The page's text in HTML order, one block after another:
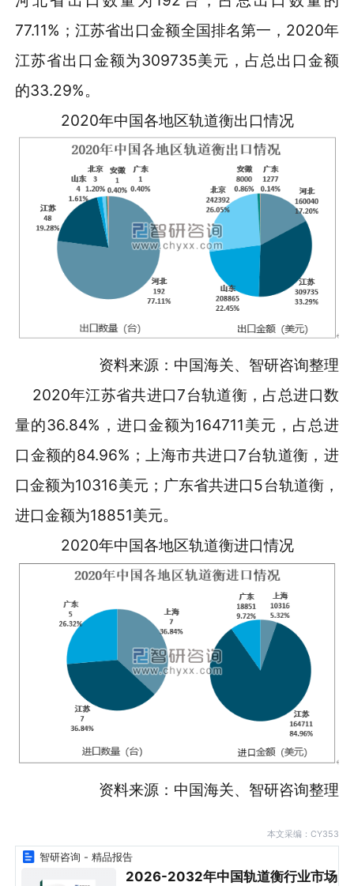
77.11%；江苏省出口金额全国排名第一，2020年
江苏省出口金额为309735美元，占总出口金额
的33.29%。
2020年中国各地区轨道衡出口情况
资料来源：中国海关、智研咨询整理
2020年江苏省共进口7台轨道衡，占总进口数
量的36.84%，进口金额为164711美元，占总进
口金额的84.96%；上海市共进口7台轨道衡，进
口金额为10316美元；广东省共进口5台轨道衡，
进口金额为18851美元。
2020年中国各地区轨道衡进口情况
资料来源：中国海关、智研咨询整理
本文采编：CY353
智研咨询 - 精品报告
2026-2032年中国轨道衡行业市场